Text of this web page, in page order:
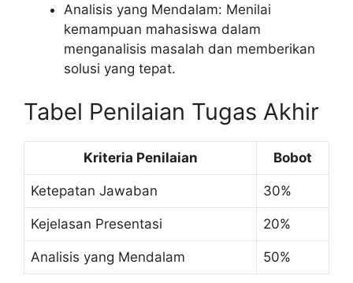
Analisis yang Mendalam: Menilai
kemampuan mahasiswa dalam
menganalisis masalah dan memberikan
solusi yang tepat.
Tabel Penilaian Tugas Akhir
Kriteria Penilaian Bobot
Ketepatan Jawaban 30%
Kejelasan Presentasi 20%
Analisis yang Mendalam 50%